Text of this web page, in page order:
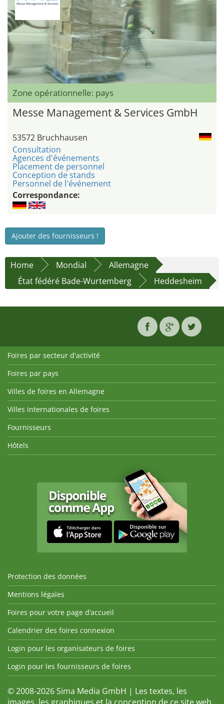
Zone opérationnelle: pays
Messe Management & Services GmbH
53572 Bruchhausen
Consultation
Agences d'événements
Placement de personnel
Conception de stands
Personnel de l'événement
Correspondance:
Ajouter des fournisseurs !
Home Mondial
Allemagne
État fédéré Bade-Wurtemberg
Heddesheim
Foires par secteur d'activité
Foires par pays
Villes de foires en Allemagne
Villes internationales de foires
Fournisseurs
Hôtels
Protection des données
Mentions légales
Foires pour votre page d’accueil
Calendrier des foires connexion
Login pour les organisateurs de foires
Login pour les fournisseurs de foires
© 2008-2026 Sima Media GmbH | Les textes, les